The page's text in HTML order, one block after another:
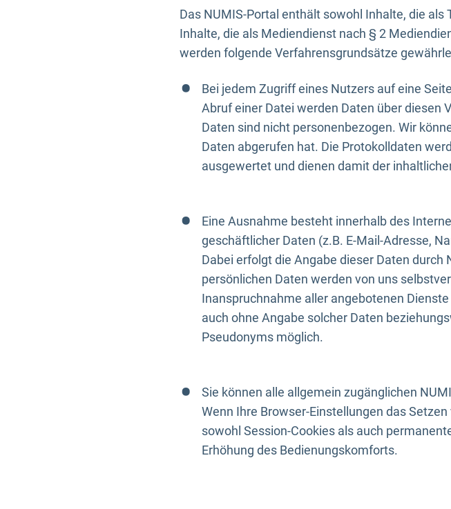
Das NUMIS-Portal enthält sowohl Inhalte, die
Inhalte, die als Mediendienst nach § 2
werden folgende Verfahrensgrundsätze
Bei jedem Zugriff eines Nutzers auf eine
Abruf einer Datei werden Daten über diesen
Daten sind nicht personenbezogen. Wir
Daten abgerufen hat. Die Protokolldaten
ausgewertet und dienen damit der
Eine Ausnahme besteht innerhalb des
geschäftlicher Daten (z.B. E-Mail-Adresse,
Dabei erfolgt die Angabe dieser Daten
persönlichen Daten werden von uns
Inanspruchnahme aller angebotenen
auch ohne Angabe solcher Daten
Pseudonyms möglich.
Sie können alle allgemein zugänglichen
Wenn Ihre Browser-Einstellungen das
sowohl Session-Cookies als auch
Erhöhung des Bedienungskomforts.